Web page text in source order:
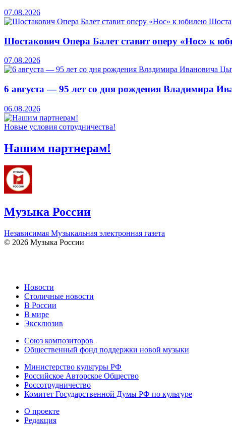
07.08.2026
Шостакович Опера Балет ставит оперу «Нос» к
07.08.2026
6 августа — 95 лет со дня рождения Владимира
06.08.2026
Новые условия сотрудничества!
Нашим партнерам!
Музыка России
Независимая Музыкальная электронная газета
© 2026 Музыка России
Новости
Столичные новости
В России
В мире
Эксклюзив
Союз композиторов
Общественный фонд поддержки новой музыки
Министерство культуры РФ
Российское Авторское Общество
Россотрудничество
Комитет Государственной Думы РФ по культуре
О проекте
Редакция